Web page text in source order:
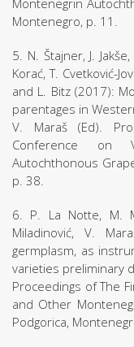
Montenegrin
Montenegro, p. 11.
5. N. Štajner, J.
Korać, T. Cvetković-
and L. Bitz (2017):
parentages in
V. Maraš (Ed).
Conference on
Autochthonous
p. 38.
6. P. La Notte, M.
Miladinović, V.
germplasm, as
varieties preliminary
Proceedings of The
and Other
Podgorica,